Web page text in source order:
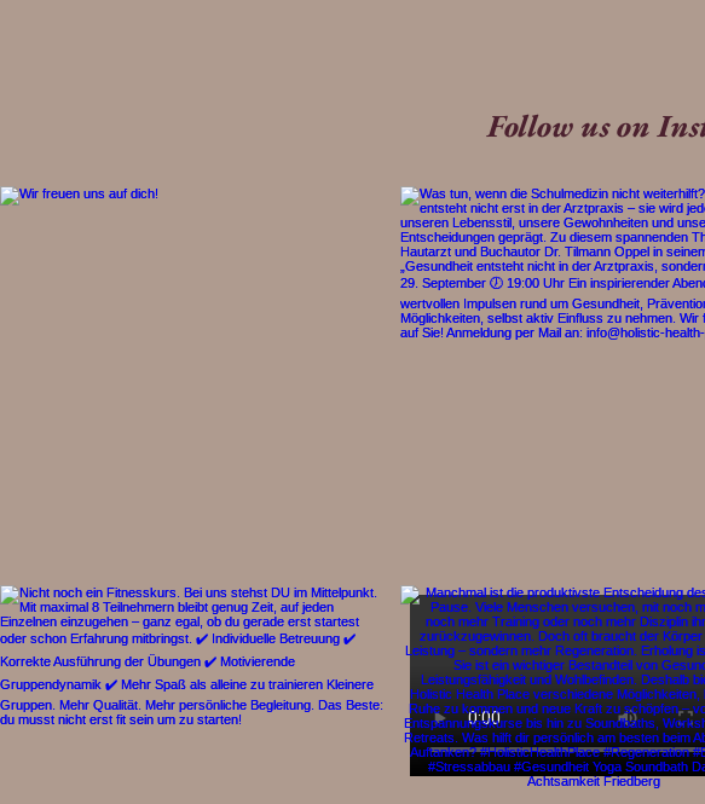
Follow us on